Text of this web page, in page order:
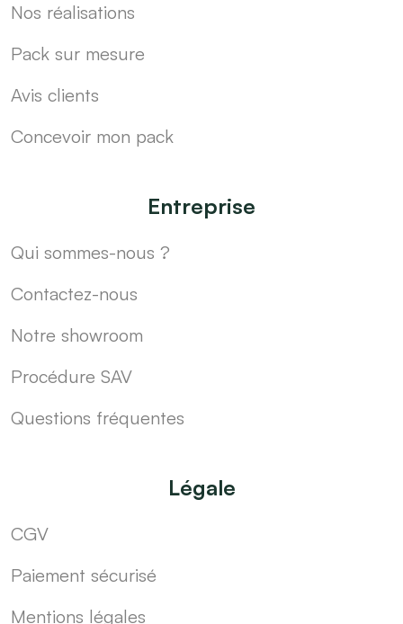
Nos réalisations
Pack sur mesure
Avis clients
Concevoir mon pack
Entreprise
Qui sommes-nous ?
Contactez-nous
Notre showroom
Procédure SAV
Questions fréquentes
Légale
CGV
Paiement sécurisé
Mentions légales